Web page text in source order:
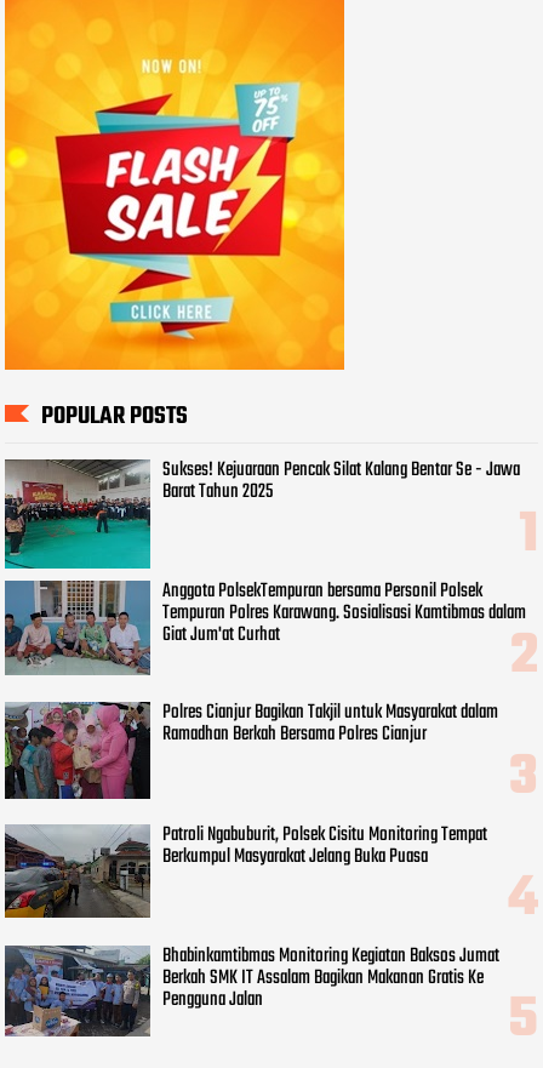
POPULAR POSTS
Sukses! Kejuaraan Pencak Silat Kalang Bentar Se - Jawa
Barat Tahun 2025
Anggota PolsekTempuran bersama Personil Polsek
Tempuran Polres Karawang. Sosialisasi Kamtibmas dalam
Giat Jum'at Curhat
Polres Cianjur Bagikan Takjil untuk Masyarakat dalam
Ramadhan Berkah Bersama Polres Cianjur
Patroli Ngabuburit, Polsek Cisitu Monitoring Tempat
Berkumpul Masyarakat Jelang Buka Puasa
Bhabinkamtibmas Monitoring Kegiatan Baksos Jumat
Berkah SMK IT Assalam Bagikan Makanan Gratis Ke
Pengguna Jalan